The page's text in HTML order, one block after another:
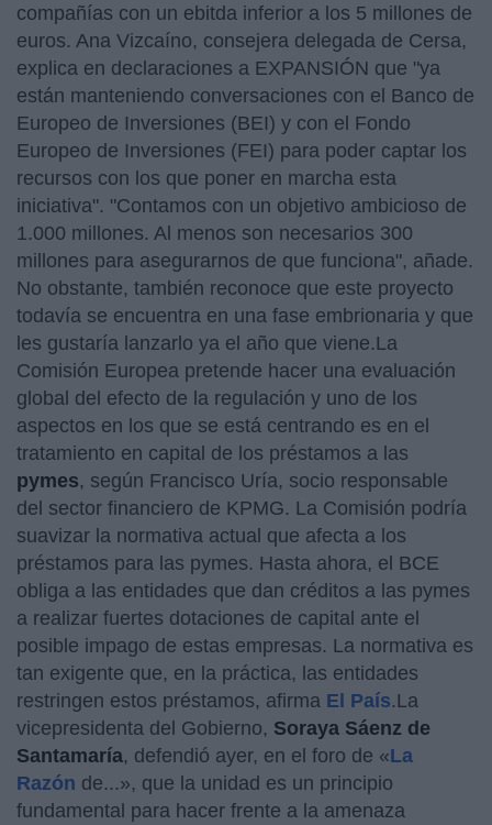
compañías con un ebitda inferior a los 5 millones de
euros. Ana Vizcaíno, consejera delegada de Cersa,
explica en declaraciones a EXPANSIÓN que "ya
están manteniendo conversaciones con el Banco de
Europeo de Inversiones (BEI) y con el Fondo
Europeo de Inversiones (FEI) para poder captar los
recursos con los que poner en marcha esta
iniciativa". "Contamos con un objetivo ambicioso de
1.000 millones. Al menos son necesarios 300
millones para asegurarnos de que funciona", añade.
No obstante, también reconoce que este proyecto
todavía se encuentra en una fase embrionaria y que
les gustaría lanzarlo ya el año que viene.La
Comisión Europea pretende hacer una evaluación
global del efecto de la regulación y uno de los
aspectos en los que se está centrando es en el
tratamiento en capital de los préstamos a las
pymes, según Francisco Uría, socio responsable
del sector financiero de KPMG. La Comisión podría
suavizar la normativa actual que afecta a los
préstamos para las pymes. Hasta ahora, el BCE
obliga a las entidades que dan créditos a las pymes
a realizar fuertes dotaciones de capital ante el
posible impago de estas empresas. La normativa es
tan exigente que, en la práctica, las entidades
restringen estos préstamos, afirma El País.La
vicepresidenta del Gobierno, Soraya Sáenz de
Santamaría, defendió ayer, en el foro de «La
Razón de...», que la unidad es un principio
fundamental para hacer frente a la amenaza